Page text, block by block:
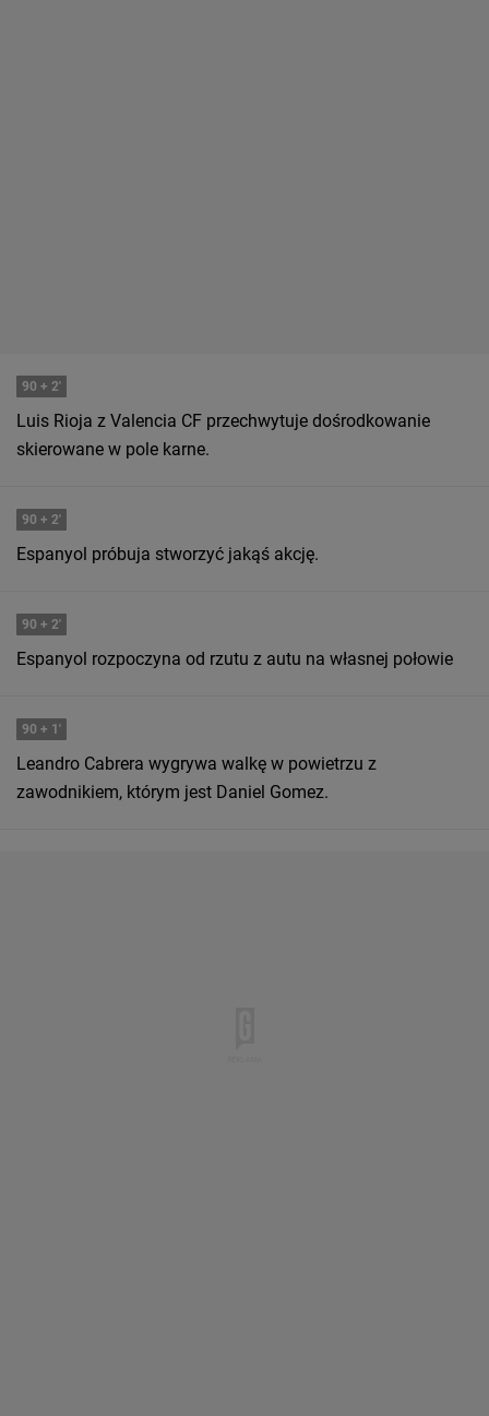
90 + 2'
Luis Rioja z Valencia CF przechwytuje dośrodkowanie
skierowane w pole karne.
90 + 2'
Espanyol próbuja stworzyć jakąś akcję.
90 + 2'
Espanyol rozpoczyna od rzutu z autu na własnej połowie
90 + 1'
Leandro Cabrera wygrywa walkę w powietrzu z
zawodnikiem, którym jest Daniel Gomez.